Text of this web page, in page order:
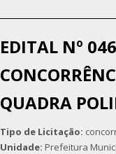
EDITAL Nº
QUADRA
Tipo de Licitação:
Unidade: Prefeitura